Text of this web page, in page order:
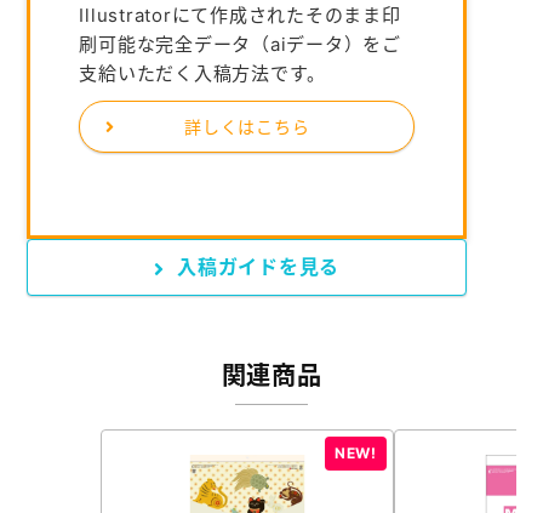
Illustratorにて作成されたそのまま印
刷可能な完全データ（aiデータ）をご
支給いただく入稿方法です。
詳しくはこちら
入稿ガイドを見る
関連商品